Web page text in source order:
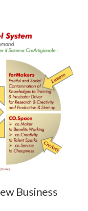
Business